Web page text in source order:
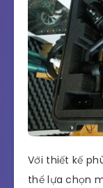
Với thiết kế
thể lựa chọn